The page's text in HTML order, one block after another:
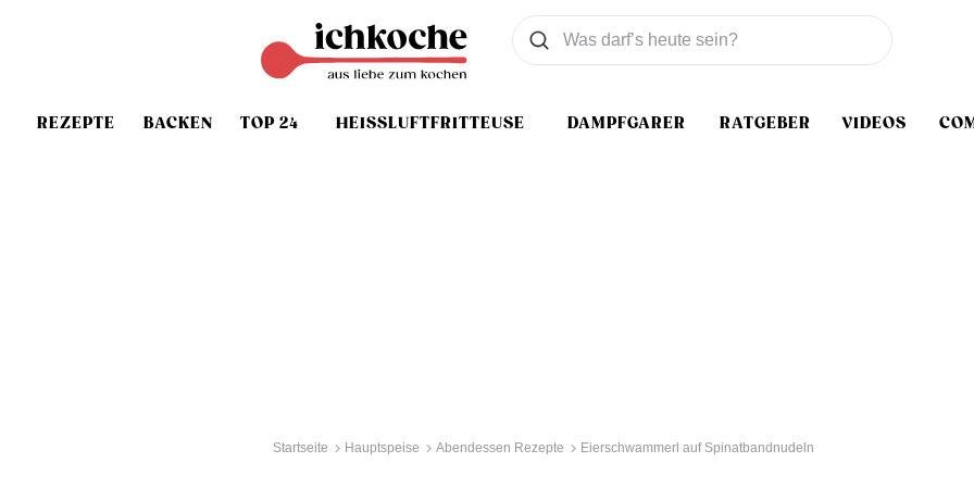
REZEPTE BACKEN TOP 24 HEISSLUFTFRITTEUSE DAMPFGARER RATGEBER VIDEOS
Was wollen Sie suchen
Suchen
Startseite Hauptspeise Abendessen Rezepte Eierschwammerl auf Spinatbandnudeln